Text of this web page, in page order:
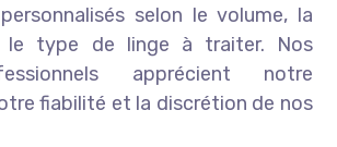
selon le volume, la
le type de linge à traiter. Nos
apprécient notre
fiabilité et la discrétion de nos